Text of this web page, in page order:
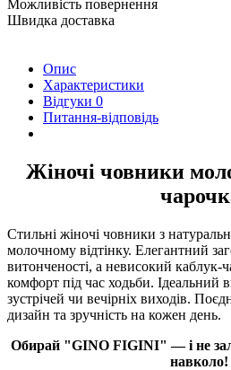
Можливість повернення
Швидка доставка
Опис
Характеристики
Відгуки 0
Питання-відповідь
Жіночі човники
Стильні жіночі човники з
молочному відтінку. Елегантний
витонченості, а невисокий каблук-
комфорт під час ходьби. Ідеальний
зустрічей чи вечірніх виходів.
дизайн та зручність на кожен день.
Обирай "GINO FIGINI" — і не
навколо!